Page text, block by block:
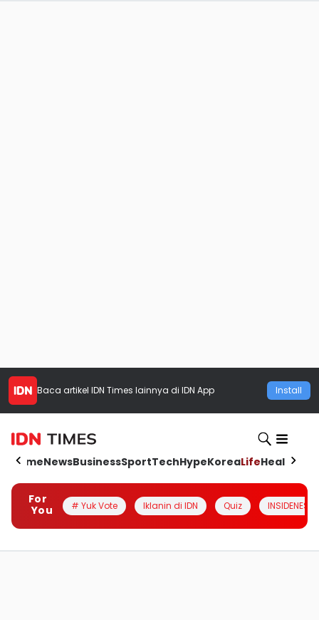
Baca artikel IDN Times lainnya di IDN App Install
HomeNewsBusinessSportTechHypeKoreaLifeHealth
For
You
# Yuk Vote Iklanin di IDN Quiz INSIDENESIA